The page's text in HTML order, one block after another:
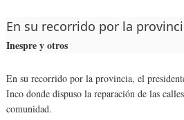
En su recorrido por la
Inespre y otros
En su recorrido por la pro­vincia, el
Inco donde dispuso la repara­ción de las
comunidad.